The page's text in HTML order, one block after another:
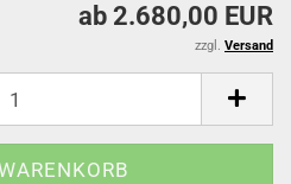
ab 2.680,00 EUR
zzgl. Versand